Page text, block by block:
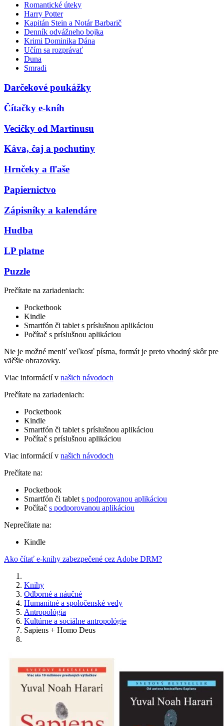
Romantické úteky
Harry Potter
Kapitán Stein a Notár Barbarič
Denník odvážneho bojka
Krimi Dominika Dána
Učím sa rozprávať
Duna
Smradi
Darčekové poukážky
Čítačky e-kníh
Vecičky od Martinusu
Káva, čaj a pochutiny
Hrnčeky a fľaše
Papiernictvo
Zápisníky a kalendáre
Hudba
LP platne
Puzzle
Prečítate na zariadeniach:
Pocketbook
Kindle
Smartfón či tablet s príslušnou aplikáciou
Počítač s príslušnou aplikáciou
Nie je možné meniť veľkosť písma, formát je preto vhodný skôr pre
väčšie obrazovky.
Viac informácií v našich návodoch
Prečítate na zariadeniach:
Pocketbook
Kindle
Smartfón či tablet s príslušnou aplikáciou
Počítač s príslušnou aplikáciou
Viac informácií v našich návodoch
Prečítate na:
Pocketbook
Smartfón či tablet s podporovanou aplikáciou
Počítač s podporovanou aplikáciou
Neprečítate na:
Kindle
Ako čítať e-knihy zabezpečené cez Adobe DRM?
Knihy
Odborné a náučné
Humanitné a spoločenské vedy
Antropológia
Kultúrne a sociálne antropológie
Sapiens + Homo Deus